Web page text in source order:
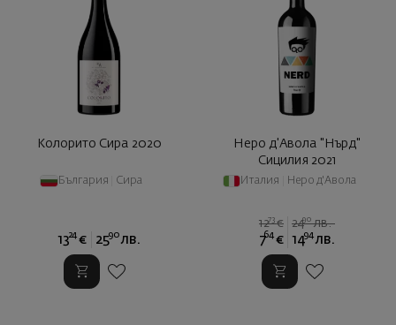
Колорито Сира 2020
България Сира
1324 € 2590 лв.
Неро д'Авола "Нърд"
Сицилия 2021
Италия Неро д'Авола
1273 € 2490 лв.
764 € 1494 лв.